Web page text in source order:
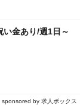
い金あり/週1日～
sponsored by 求人ボックス